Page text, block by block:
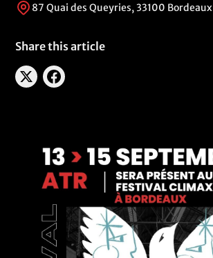
87 Quai des Queyries, 33100 Bordeaux
Share this article